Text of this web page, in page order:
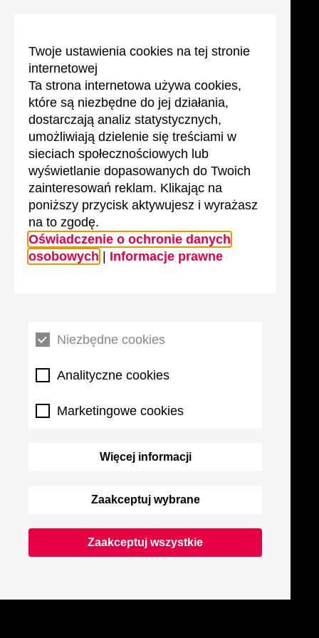
Twoje ustawienia cookies na tej stronie
internetowej
Ta strona internetowa używa cookies,
które są niezbędne do jej działania,
dostarczają analiz statystycznych,
umożliwiają dzielenie się treściami w
sieciach społecznościowych lub
wyświetlanie dopasowanych do Twoich
zainteresowań reklam. Klikając na
poniższy przycisk aktywujesz i wyrażasz
na to zgodę.
Oświadczenie o ochronie danych
osobowych
Informacje prawne
Niezbędne cookies
Analityczne cookies
Marketingowe cookies
Więcej informacji
Zaakceptuj wybrane
Zaakceptuj wszystkie